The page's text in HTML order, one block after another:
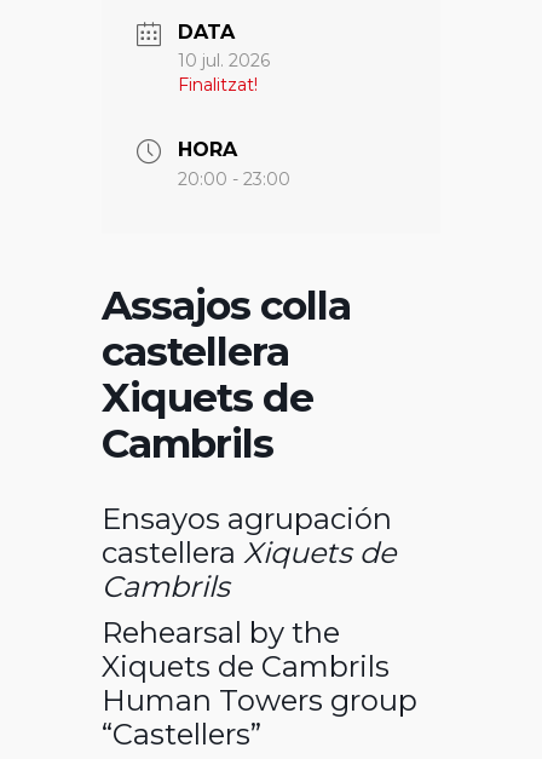
DATA
10 jul. 2026
Finalitzat!
HORA
20:00 - 23:00
Assajos colla
castellera
Xiquets de
Cambrils
Ensayos agrupación
castellera Xiquets de
Cambrils
Rehearsal by the
Xiquets de Cambrils
Human Towers group
“Castellers”